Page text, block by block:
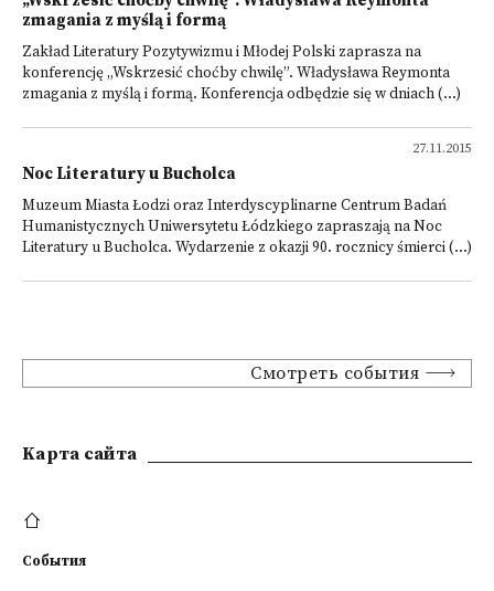
zmagania z myślą i formą
Zakład Literatury Pozytywizmu i Młodej Polski zaprasza na
konferencję „Wskrzesić choćby chwilę”. Władysława Reymonta
zmagania z myślą i formą. Konferencja odbędzie się w dniach (...)
27.11.2015
Noc Literatury u Bucholca
Muzeum Miasta Łodzi oraz Interdyscyplinarne Centrum Badań
Humanistycznych Uniwersytetu Łódzkiego zapraszają na Noc
Literatury u Bucholca. Wydarzenie z okazji 90. rocznicy śmierci (...)
Смотреть события
Kарта сайта
События